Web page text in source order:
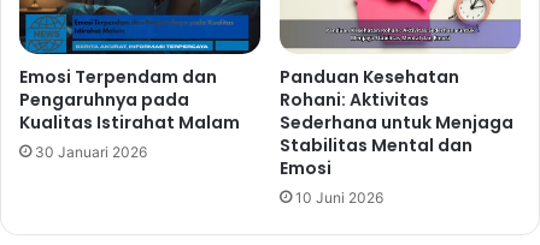
Emosi Terpendam dan
Pengaruhnya pada
Kualitas Istirahat Malam
30 Januari 2026
Panduan Kesehatan
Rohani: Aktivitas
Sederhana untuk Menjaga
Stabilitas Mental dan
Emosi
10 Juni 2026